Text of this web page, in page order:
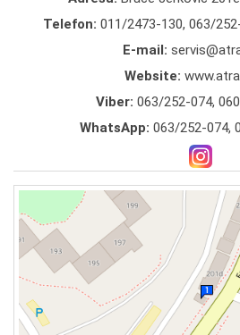
Telefon: 011/2473-130, 063/
E-mail:
Website:
Viber: 063/252-074,
WhatsApp: 063/252-074,